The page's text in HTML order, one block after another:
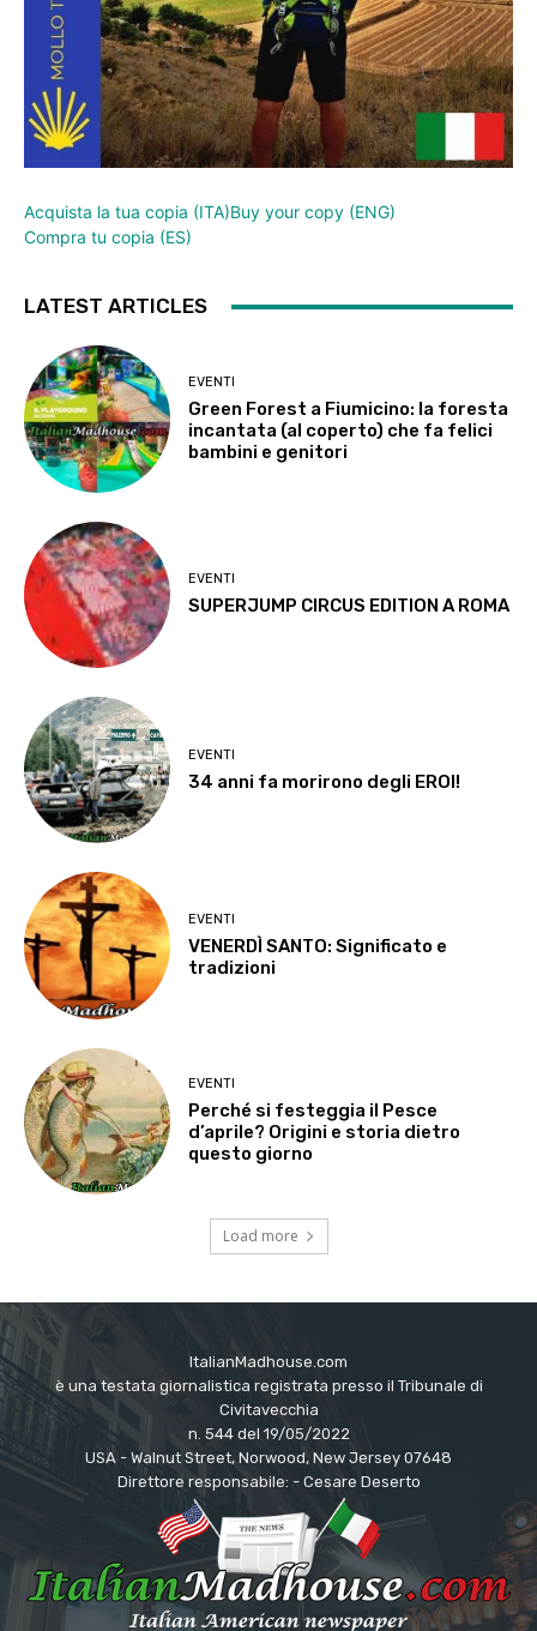
Acquista la tua copia (ITA)Buy your copy (ENG)
Compra tu copia (ES)
LATEST ARTICLES
EVENTI
Green Forest a Fiumicino: la foresta
incantata (al coperto) che fa felici
bambini e genitori
EVENTI
SUPERJUMP CIRCUS EDITION A ROMA
EVENTI
34 anni fa morirono degli EROI!
EVENTI
VENERDÌ SANTO: Significato e
tradizioni
EVENTI
Perché si festeggia il Pesce
d’aprile? Origini e storia dietro
questo giorno
Load more
ItalianMadhouse.com
è una testata giornalistica registrata presso il Tribunale di
Civitavecchia
n. 544 del 19/05/2022
USA - Walnut Street, Norwood, New Jersey 07648
Direttore responsabile: - Cesare Deserto